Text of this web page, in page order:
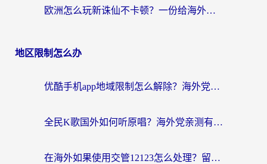
欧洲怎么玩新诛仙不卡顿？一份给海外游子的国服游戏畅玩指南
地区限制怎么办
优酷手机app地域限制怎么解除？海外党亲测有效的追剧方案
全民K歌国外如何听原唱？海外党亲测有效的回国加速器选择指南
在海外如果使用交管12123怎么处理？留学生亲测有效的回国加速方案